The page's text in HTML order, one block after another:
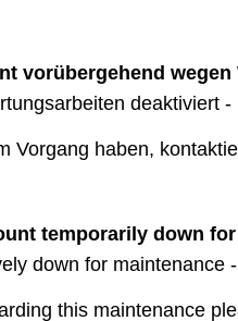
vorübergehend wegen
deaktiviert
Vorgang haben,
temporarily down
down for maintenance
this maintenance